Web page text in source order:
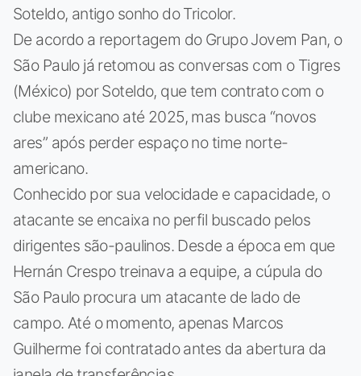
Soteldo, antigo sonho do Tricolor.
De acordo a reportagem do Grupo Jovem Pan, o
São Paulo já retomou as conversas com o Tigres
(México) por Soteldo, que tem contrato com o
clube mexicano até 2025, mas busca “novos
ares” após perder espaço no time norte-
americano.
Conhecido por sua velocidade e capacidade, o
atacante se encaixa no perfil buscado pelos
dirigentes são-paulinos. Desde a época em que
Hernán Crespo treinava a equipe, a cúpula do
São Paulo procura um atacante de lado de
campo. Até o momento, apenas Marcos
Guilherme foi contratado antes da abertura da